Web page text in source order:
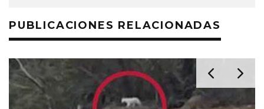
PUBLICACIONES RELACIONADAS